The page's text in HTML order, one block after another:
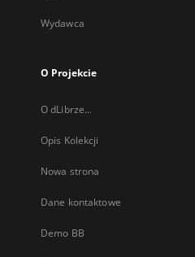
Wydawca
O Projekcie
O dLibrze...
Opis Kolekcji
Nowa strona
Dane kontaktowe
Demo BB